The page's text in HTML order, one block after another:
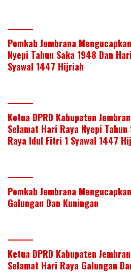
Pemkab Jembrana
Nyepi Tahun Saka 1948 Dan
Syawal 1447 Hijriah
Ketua DPRD Kabupaten
Selamat Hari Raya Nyepi
Raya Idul Fitri 1 Syawal 1447
Pemkab Jembrana
Galungan Dan Kuningan
Ketua DPRD Kabupaten
Selamat Hari Raya Galungan